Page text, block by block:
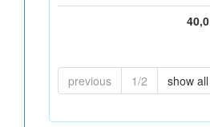
40,0
previous 1/2 show all